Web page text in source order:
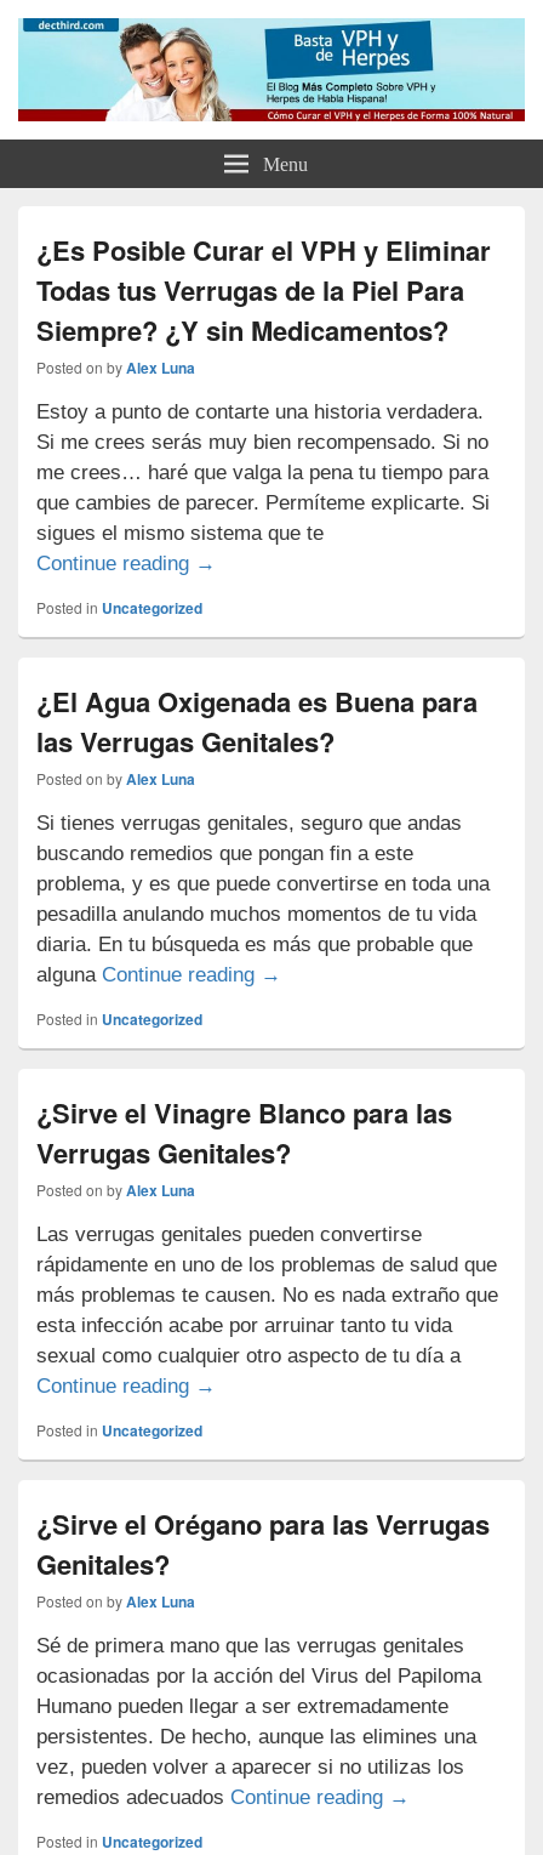
Como Curar el Virus del Papiloma
Humano y el Herpes de Forma
Natural y Eliminar las Verrugas
Genitales
Como Tratar el VPH, el Herpes y Eliminar tus Verrugas Para Siempre
Menu
¿Es Posible Curar el VPH y Eliminar
Todas tus Verrugas de la Piel Para
Siempre? ¿Y sin Medicamentos?
Posted on byAlex Luna
Estoy a punto de contarte una historia verdadera.
Si me crees serás muy bien recompensado. Si no
me crees… haré que valga la pena tu tiempo para
que cambies de parecer. Permíteme explicarte. Si
sigues el mismo sistema que te
Continue reading ¿Es Posible Curar el VPH y Eliminar
→
Posted in Uncategorized
¿El Agua Oxigenada es Buena para
las Verrugas Genitales?
Posted on byAlex Luna
Si tienes verrugas genitales, seguro que andas
buscando remedios que pongan fin a este
problema, y es que puede convertirse en toda una
pesadilla anulando muchos momentos de tu vida
diaria. En tu búsqueda es más que probable que
alguna Continue reading ¿El Agua Oxigenada es
→
Posted in Uncategorized
¿Sirve el Vinagre Blanco para las
Verrugas Genitales?
Posted on byAlex Luna
Las verrugas genitales pueden convertirse
rápidamente en uno de los problemas de salud que
más problemas te causen. No es nada extraño que
esta infección acabe por arruinar tanto tu vida
sexual como cualquier otro aspecto de tu día a
Continue reading ¿Sirve el Vinagre Blanco para las
→
Posted in Uncategorized
¿Sirve el Orégano para las Verrugas
Genitales?
Posted on byAlex Luna
Sé de primera mano que las verrugas genitales
ocasionadas por la acción del Virus del Papiloma
Humano pueden llegar a ser extremadamente
persistentes. De hecho, aunque las elimines una
vez, pueden volver a aparecer si no utilizas los
remedios adecuados Continue reading ¿Sirve el
→
Posted in Uncategorized